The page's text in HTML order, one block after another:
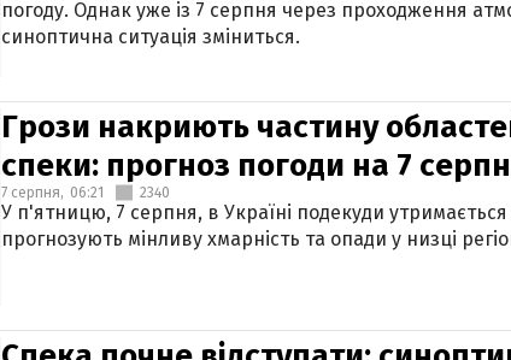
погоду. Однак уже із 7 серпня через проходження
синоптична ситуація зміниться.
Грози накриють частину
спеки: прогноз погоди на 7
7 серпня, 06:21 2340
У п'ятницю, 7 серпня, в Україні подекуди
прогнозують мінливу хмарність та опади у низці